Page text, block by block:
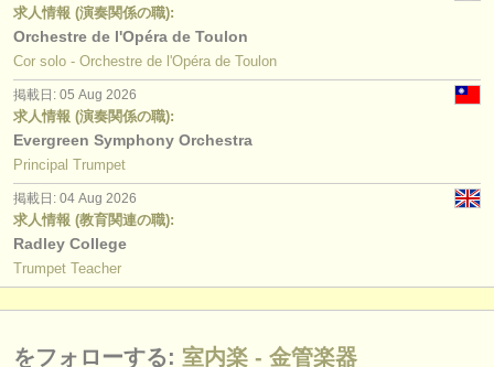
クラシック音楽ニュース
出版社:
掲載方法
find out about our
ATSfaq
ログイン
degree courses: トランペット
degree courses: トロンボーン (8)
degree courses: チューバ
コンクール: ホルン
コンクール: トランペット
コンクール: トロンボーン
コンクール: チューバ (2)
コンクール: 室内楽 - 金管楽器 (6)
求人情報 (演奏関係の職):
Orchestre de l'Opéra de Toulon
Cor solo - Orchestre de l'Opéra de Toulon
掲載日: 05 Aug 2026
求人情報 (演奏関係の職):
Evergreen Symphony Orchestra
Principal Trumpet
掲載日: 04 Aug 2026
求人情報 (教育関連の職):
Radley College
Trumpet Teacher
をフォローする: 室内楽 - 金管楽器